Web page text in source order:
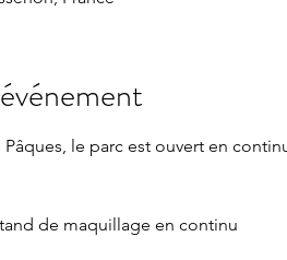
le parc est ouvert en
de maquillage en continu